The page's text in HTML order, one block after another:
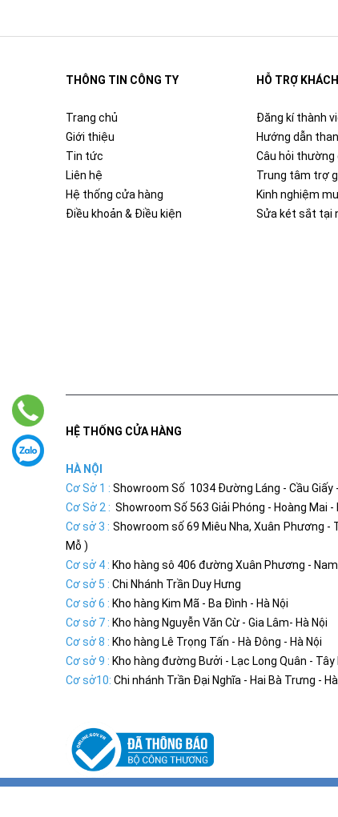
THÔNG TIN CÔNG TY
Trang chủ
Giới thiệu
Tin tức
Liên hệ
Hệ thống cửa hàng
Điều khoản & Điều kiện
HỖ TRỢ
Đăng kí thành
Hướng dẫn
Câu hỏi thường
Trung tâm trợ
Kinh nghiệm
Sửa két sắt tại
HỆ THỐNG CỬA HÀNG
HÀ NỘI
Cơ Sở 1 : Showroom Số 1034 Đường Láng - Cầu Giấy
Cơ Sở 2 : Showroom Số 563 Giải Phóng - Hoàng Mai -
Cơ sở 3 : Showroom số 69 Miêu Nha, Xuân Phương
Mỗ )
Cơ sở 4 : Kho hàng sô 406 đường Xuân Phương -
Cơ sở 5 : Chi Nhánh Trần Duy Hưng
Cơ sở 6 : Kho hàng Kim Mã - Ba Đình - Hà Nội
Cơ sở 7 : Kho hàng Nguyễn Văn Cừ - Gia Lâm- Hà Nội
Cơ sở 8 : Kho hàng Lê Trọng Tấn - Hà Đông - Hà Nội
Cơ sở 9 : Kho hàng đường Bưởi - Lạc Long Quân - Tây
Cơ sở10: Chi nhánh Trần Đại Nghĩa - Hai Bà Trưng -